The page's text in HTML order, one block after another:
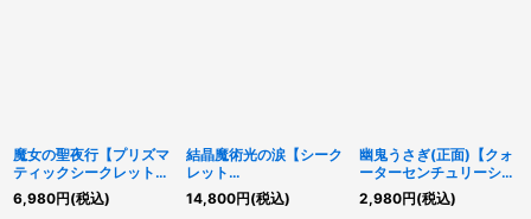
魔女の聖夜行【プリズマ
ティックシークレット】
{RV01-JP028}《魔法》
6,980円(税込)
結晶魔術光の涙【シーク
レット
SPECIALREDVer.】
{25PP-JP019}《魔法》
14,800円(税込)
幽鬼うさぎ(正面)【クォ
ーターセンチュリーシー
クレット】{QCAC-
JP048}《モンスター》
2,980円(税込)